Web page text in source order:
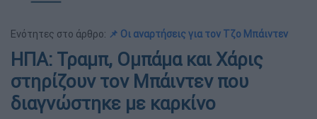
Ενότητες στο άρθρο: 📌 Οι αναρτήσεις για τον Τζο Μπάιντεν
ΗΠΑ: Τραμπ, Ομπάμα και Χάρις
στηρίζουν τον Μπάιντεν που
διαγνώστηκε με καρκίνο